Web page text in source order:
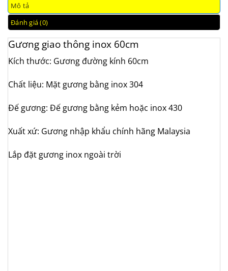
Mô tả
Đánh giá (0)
Gương giao thông inox 60cm
Kích thước: Gương đường kính 60cm
Chất liệu: Mặt gương bằng inox 304
Đế gương: Đế gương bằng kẻm hoặc inox 430
Xuất xứ: Gương nhập khẩu chính hãng Malaysia
Lắp đặt gương inox ngoài trời